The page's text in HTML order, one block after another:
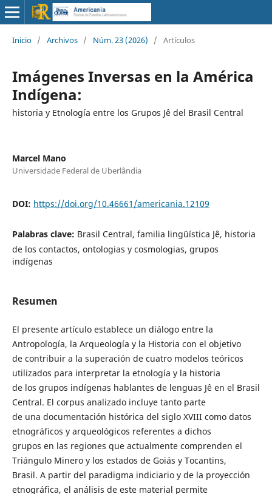
Inicio / Archivos / Núm. 23 (2026) / Artículos
Imágenes Inversas en la América
Indígena:
historia y Etnología entre los Grupos Jê del Brasil Central
Marcel Mano
Universidade Federal de Uberlândia
DOI: https://doi.org/10.46661/americania.12109
Palabras clave: Brasil Central, familia lingüística Jê, historia
de los contactos, ontologias y cosmologias, grupos
indígenas
Resumen
El presente artículo establece un diálogo entre la
Antropología, la Arqueología y la Historia con el objetivo
de contribuir a la superación de cuatro modelos teóricos
utilizados para interpretar la etnología y la historia
de los grupos indígenas hablantes de lenguas Jê en el Brasil
Central. El corpus analizado incluye tanto parte
de una documentación histórica del siglo XVIII como datos
etnográficos y arqueológicos referentes a dichos
grupos en las regiones que actualmente comprenden el
Triángulo Minero y los estados de Goiás y Tocantins,
Brasil. A partir del paradigma indiciario y de la proyección
etnográfica, el análisis de este material permite